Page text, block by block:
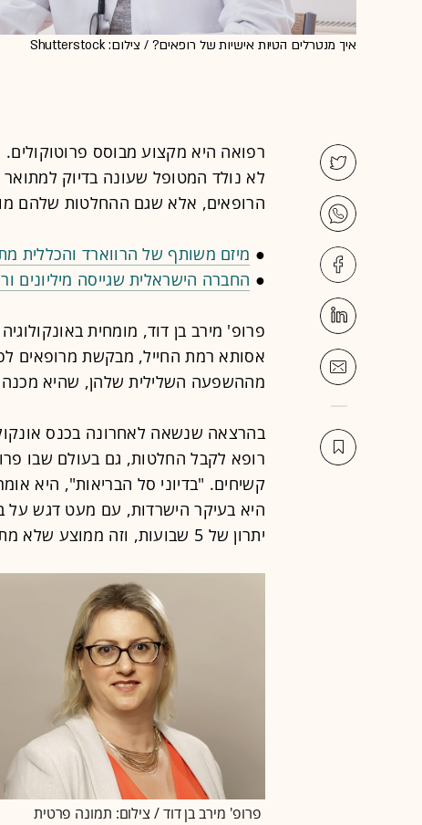
איך מנטרלים הטיות אישיות של רופאים? / צילום: Shutterstock
רפואה היא מקצוע מבוסס
לא נולד המטופל שעונה בדיוק
הרופאים, אלא שגם ההחלטות שלהם
● מיזם משותף של הרווארד והכללית
● החברה הישראלית שגייסה מיליונים
פרופ' מירב בן דוד, מומחית
אסותא רמת החייל, מבקשת מרופאים
מההשפעה השלילית שלהן, שהיא
בהרצאה שנשאה לאחרונה בכנס
רופא לקבל החלטות, גם בעולם שבו
קשיחים. "בדיוני סל הבריאות", היא
היא בעיקר הישרדות, עם מעט דגש על
יתרון של 5 שבועות, וזה ממוצע שלא מתקיים אף פעם בשום חולה.
פרופ' מירב בן דוד / צילום: תמונה פרטית